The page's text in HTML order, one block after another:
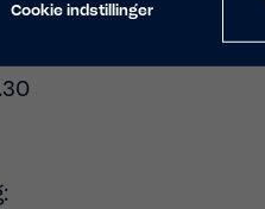
Cookie indstillinger